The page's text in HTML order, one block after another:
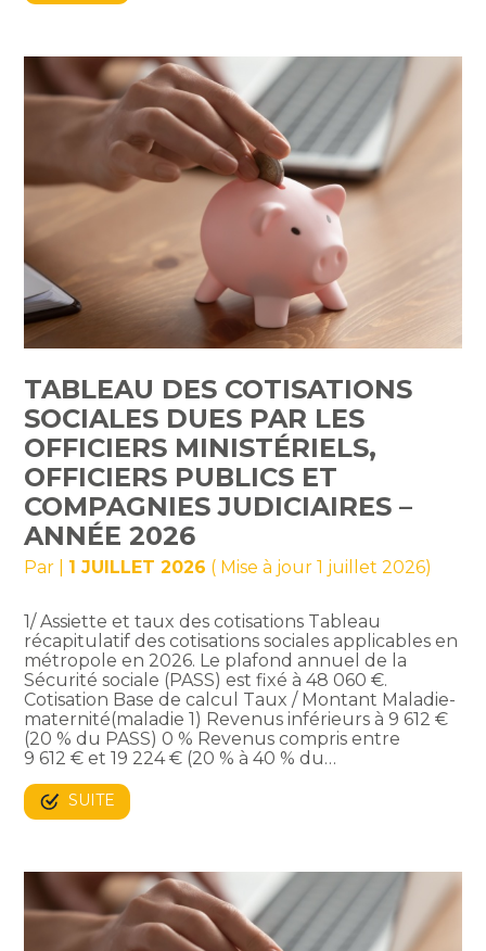
TABLEAU DES COTISATIONS
SOCIALES DUES PAR LES
OFFICIERS MINISTÉRIELS,
OFFICIERS PUBLICS ET
COMPAGNIES JUDICIAIRES –
ANNÉE 2026
Par 1 JUILLET 2026 ( Mise à jour 1 juillet 2026)
1/ Assiette et taux des cotisations Tableau
récapitulatif des cotisations sociales applicables en
métropole en 2026. Le plafond annuel de la
Sécurité sociale (PASS) est fixé à 48 060 €.
Cotisation Base de calcul Taux / Montant Maladie-
maternité(maladie 1) Revenus inférieurs à 9 612 €
(20 % du PASS) 0 % Revenus compris entre
9 612 € et 19 224 € (20 % à 40 % du…
SUITE